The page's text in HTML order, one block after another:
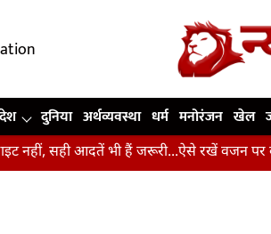
देश दुनिया अर्थव्यवस्था धर्म मनोरंजन खेल
आदतें भी हैं जरूरी...ऐसे रखें वजन पर कंट्रोल और